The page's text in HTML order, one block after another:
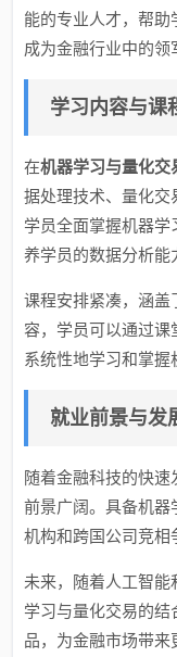
能的专业人才，帮助
成为金融行业中的领
学习内容与课
在机器学习与量化交
据处理技术、量化交
学员全面掌握机器
养学员的数据分析能
课程安排紧凑，涵盖
容，学员可以通过课
系统性地学习和掌握
就业前景与发
随着金融科技的快
前景广阔。具备机器
机构和跨国公司竞相
未来，随着人工智
学习与量化交易的
品，为金融市场带